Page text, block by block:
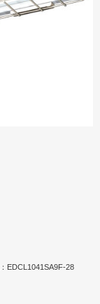
EDCL1041SA9F-28